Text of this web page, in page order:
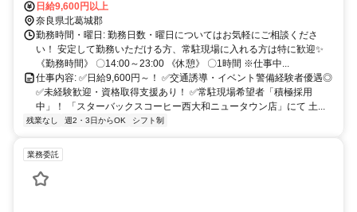
日給9,600円以上
奈良県北葛城郡
勤務時間・曜日: 勤務日数・曜日についてはお気軽にご相談くださ
い！ 安定して勤務いただける方、常駐現場に入れる方は特に歓迎✨
《勤務時間》 〇14:00～23:00 《休憩》 〇1時間 ※仕事中...
仕事内容: ✅日給9,600円～！ ✅交通誘導・イベント警備経験者優遇◎
✅未経験歓迎・資格取得支援あり！ ✅常駐現場希望者「積極採用
中」！ 「スターバックスコーヒー西大和ニュータウン店」にて 土...
残業なし 週2・3日からOK シフト制
業務委託